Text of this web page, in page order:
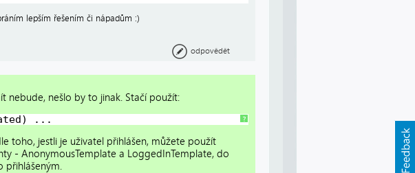
lepším řešením či nápadům :)
odpovědět
nebude, nešlo by to jinak. Stačí použít:
?
...
toho, jestli je uživatel přihlášen, můžete použít
- AnonymousTemplate a LoggedInTemplate, do
přihlášeným.